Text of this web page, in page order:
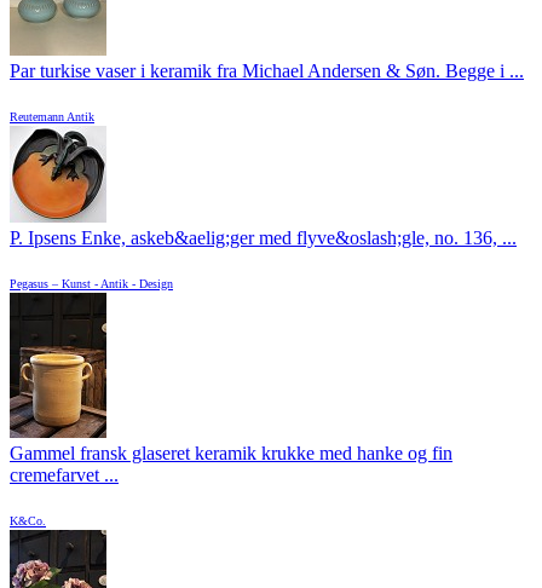
Par turkise vaser i keramik fra Michael Andersen & Søn. Begge i ...
Reutemann Antik
P. Ipsens Enke, askeb&aelig;ger med flyve&oslash;gle, no. 136, ...
Pegasus – Kunst - Antik - Design
Gammel fransk glaseret keramik krukke med hanke og fin
cremefarvet ...
K&Co.